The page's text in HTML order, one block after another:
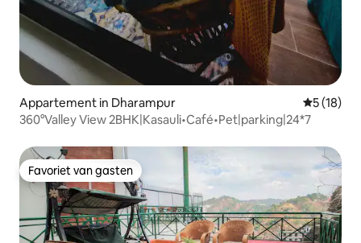
Appartement in Dharampur
5 (18)
360°Valley View 2BHK|Kasauli•Café•Pet|parking|24*7
Favoriet van gasten
Favoriet van gasten